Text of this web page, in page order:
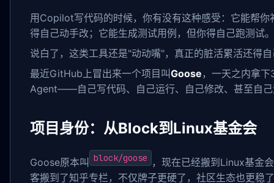
用Copilot写代码的时候，你有没有这种感受：它能帮
得自己动手改；它能生成测试用例，但你得自己跑测试。
说白了，这类工具还是"动动嘴"，真正的脏活累活还得
最近GitHub上冒出来一个项目叫Goose ，一天之内拿
Agent——自己写代码、自己运行、自己修改、甚至自
项目身份：从Block到Linux基金会
Goose原本叫 block/goose
，现在已经搬到Linux基金
客搬到了知乎专栏，不仅牌子更硬了，社区生态也更稳